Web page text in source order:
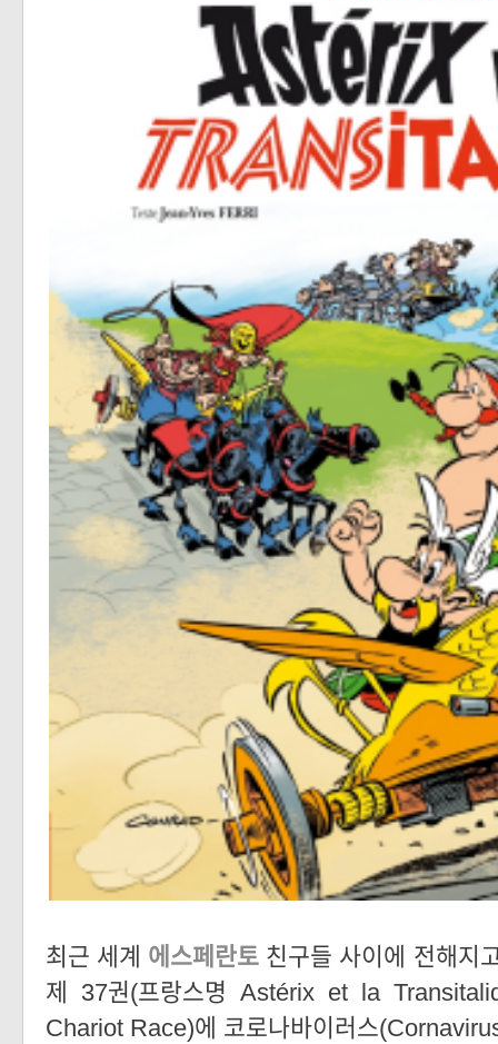
최근 세계 에스페란토 친구들 사이에 전해지
제 37권(프랑스명 Astérix et la
Chariot Race)에 코로나바이러스